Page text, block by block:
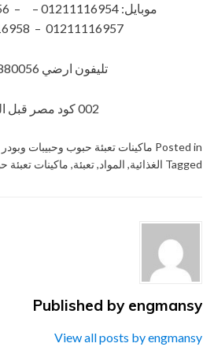
01211116957 – 01211116958
تليفون ارضي 0225880056
002 كود مصر قبل الرقم
Posted in ماكينات تعبئة حبوب وحبيبات وبودر
Tagged الغذائية, المواد,تعبئة, ماكينات تعبئة
Published by engmansy
View all posts by engmansy